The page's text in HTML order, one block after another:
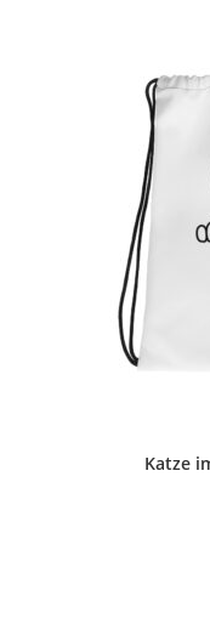
Katze